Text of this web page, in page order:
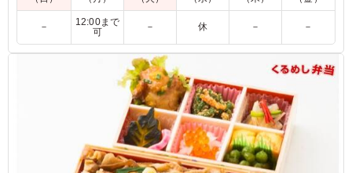
お肉もお魚も両方味わえます。 特にお魚は甘辛くて美味
しく、ご飯がすすみます。 ほとんどのおかずが手作りで
どれも美味しく食べることができます。他のお弁当も食べ
てみたいと思います。
懇親会›懇親会
2026/01/21
－
12:00まで
可
－ 休 － －